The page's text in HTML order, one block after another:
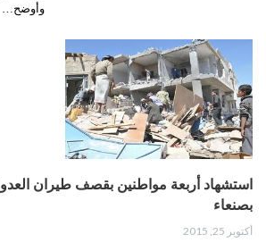
وأوضح…
استشهاد أربعة مواطنين بقصف طيران
بصنعاء
أكتوبر 25, 2015